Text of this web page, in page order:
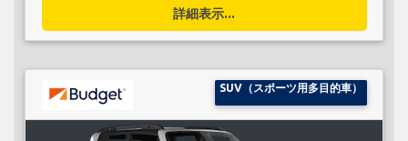
詳細表示...
SUV（スポーツ用多目的車）